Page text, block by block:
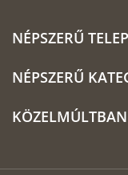
NÉPSZERŰ
NÉPSZERŰ